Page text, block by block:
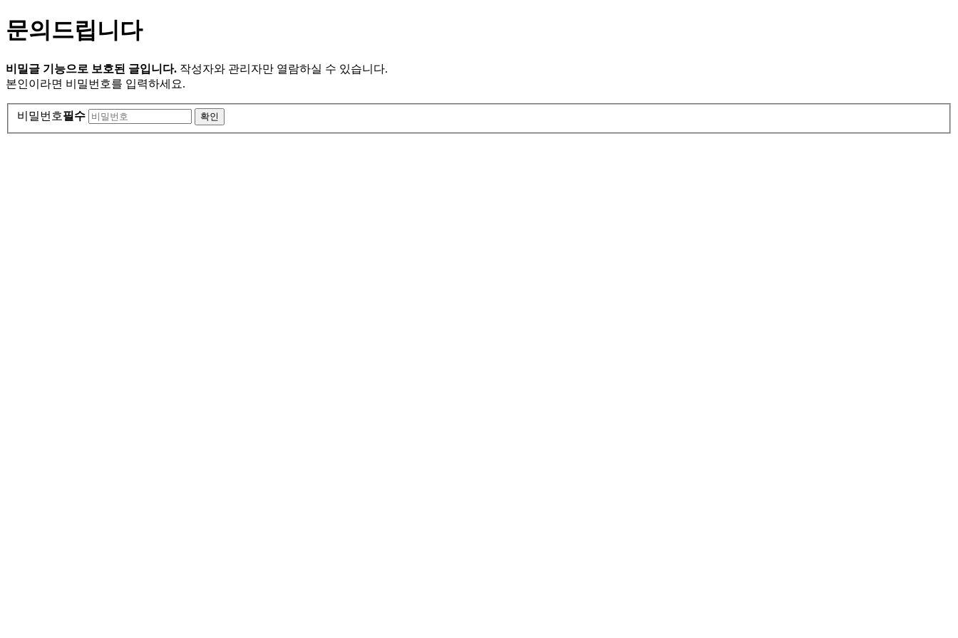
문의드립니다
비밀글 기능으로 보호된 글입니다. 작성자와 관리자만 열람하실 수 있습니다.
본인이라면 비밀번호를 입력하세요.
비밀번호필수